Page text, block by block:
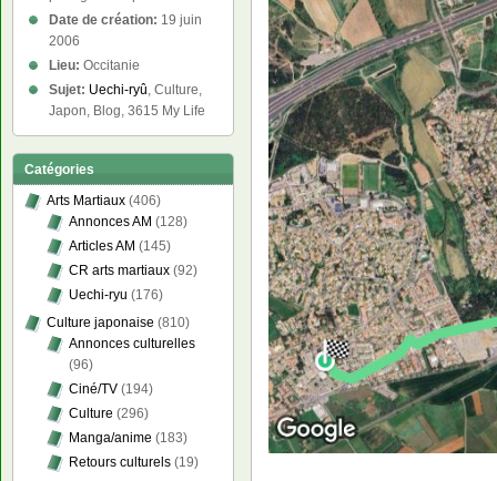
Date de création: 19 juin
2006
Lieu: Occitanie
Sujet: Uechi-ryû, Culture,
Japon, Blog, 3615 My Life
Catégories
Arts Martiaux (406)
Annonces AM (128)
Articles AM (145)
CR arts martiaux (92)
Uechi-ryu (176)
Culture japonaise (810)
Annonces culturelles
(96)
Ciné/TV (194)
Culture (296)
Manga/anime (183)
Retours culturels (19)